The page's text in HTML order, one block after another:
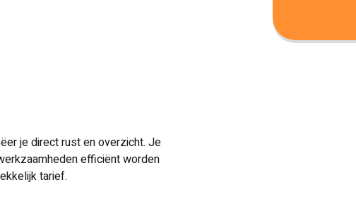
je direct rust en overzicht. Je
efficiënt worden
tarief.